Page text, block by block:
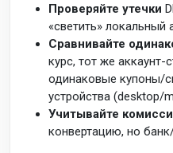
Проверяйте утечки
«светить» локальный
Сравнивайте
курс, тот же аккаунт-
одинаковые купоны/
устройства (desktop/
Учитывайте
конвертацию, но